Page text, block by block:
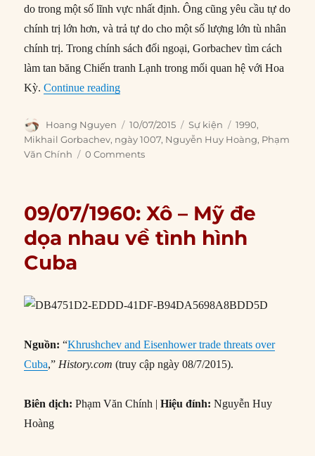
do trong một số lĩnh vực nhất định. Ông cũng yêu cầu tự do
chính trị lớn hơn, và trả tự do cho một số lượng lớn tù nhân
chính trị. Trong chính sách đối ngoại, Gorbachev tìm cách
làm tan băng Chiến tranh Lạnh trong mối quan hệ với Hoa
Kỳ.Continue reading“10/07/1990: Gorbachev tái đắc cử Tổng
Author
Hoang Nguyen
Posted
on
10/07/2015 Categories
Sự kiện Tags
1990,
Mikhail Gorbachev, ngày 1007, Nguyễn Huy Hoàng, Phạm
Văn Chính
0 Comments
09/07/1960: Xô – Mỹ đe
dọa nhau về tình hình
Cuba
Nguồn: “Khrushchev and Eisenhower trade threats over
Cuba,” History.com (truy cập ngày 08/7/2015).
Biên dịch: Phạm Văn Chính |Hiệu đính: Nguyễn Huy
Hoàng